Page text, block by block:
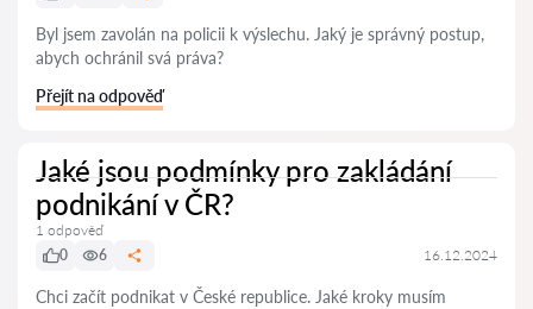
Byl jsem zavolán na policii k výslechu. Jaký je správný postup,
abych ochránil svá práva?
Přejít na odpověď
Jaké jsou podmínky pro zakládání
podnikání v ČR?
1 odpověď
0
6 16.12.2024
Chci začít podnikat v České republice. Jaké kroky musím